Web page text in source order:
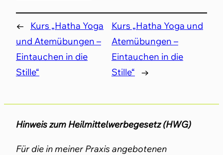
←
Kurs „Hatha Yoga
und Atemübungen –
Eintauchen in die
Stille“
Kurs „Hatha Yoga und
Atemübungen –
Eintauchen in die
Stille“
→
Hinweis zum Heilmittelwerbegesetz (HWG)
Für die in meiner Praxis angebotenen